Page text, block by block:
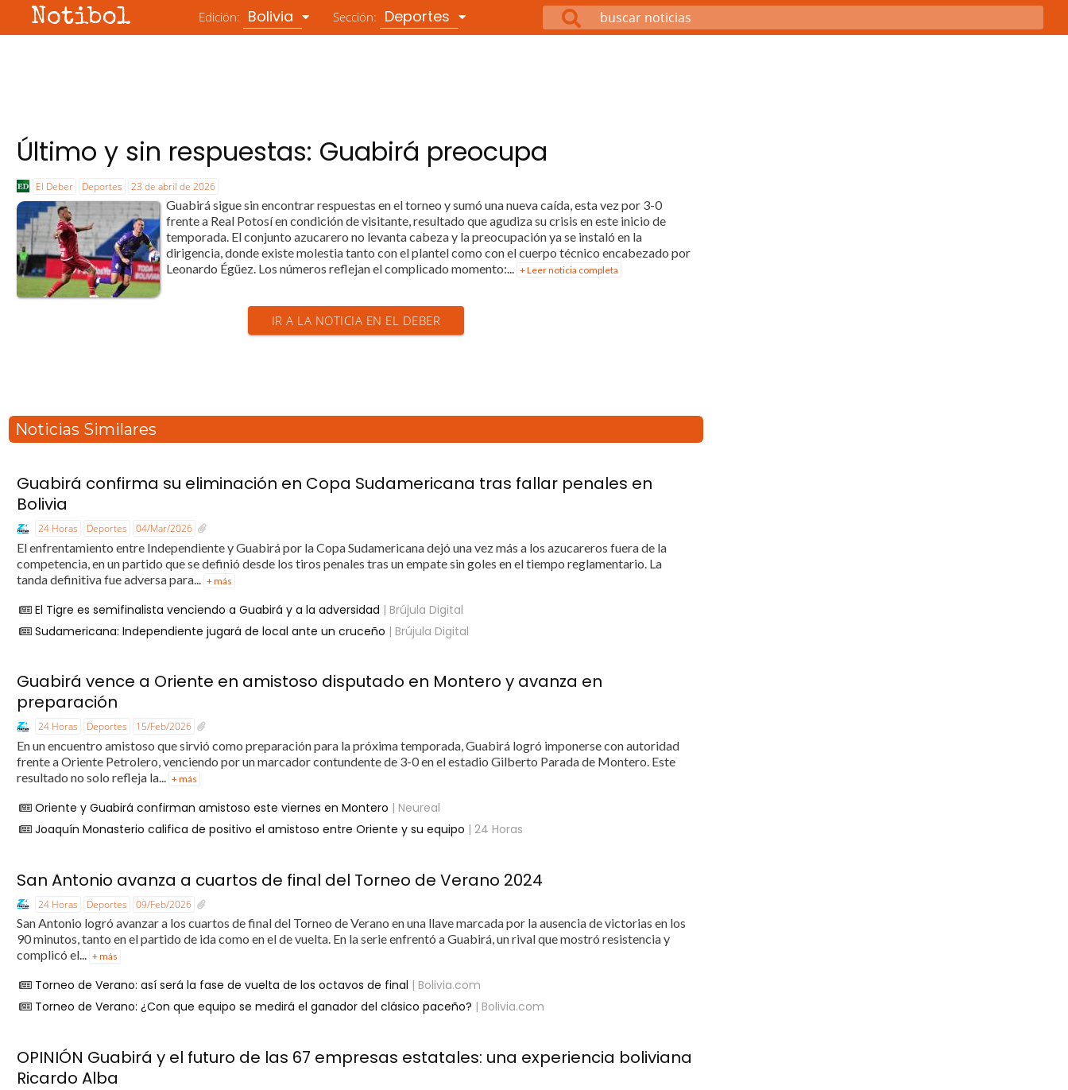
Notibol Edición: Bolivia Sección: Deportes
Último y sin respuestas: Guabirá preocupa
El Deber Deportes 23 de abril de 2026
Guabirá sigue sin encontrar respuestas en el torneo y sumó una nueva caída, esta vez por 3-0
frente a Real Potosí en condición de visitante, resultado que agudiza su crisis en este inicio de
temporada. El conjunto azucarero no levanta cabeza y la preocupación ya se instaló en la
dirigencia, donde existe molestia tanto con el plantel como con el cuerpo técnico encabezado por
Leonardo Égüez. Los números reflejan el complicado momento:... + Leer noticia completa
IR A LA NOTICIA EN EL DEBER
Noticias Similares
Guabirá confirma su eliminación en Copa Sudamericana tras fallar penales en
Bolivia
24 Horas Deportes 04/Mar/2026
El enfrentamiento entre Independiente y Guabirá por la Copa Sudamericana dejó una vez más a los azucareros fuera de la
competencia, en un partido que se definió desde los tiros penales tras un empate sin goles en el tiempo reglamentario. La
tanda definitiva fue adversa para...
+ más
El Tigre es semifinalista venciendo a Guabirá y a la adversidad | Brújula Digital
Sudamericana: Independiente jugará de local ante un cruceño | Brújula Digital
Guabirá vence a Oriente en amistoso disputado en Montero y avanza en
preparación
24 Horas Deportes 15/Feb/2026
En un encuentro amistoso que sirvió como preparación para la próxima temporada, Guabirá logró imponerse con autoridad
frente a Oriente Petrolero, venciendo por un marcador contundente de 3-0 en el estadio Gilberto Parada de Montero. Este
resultado no solo refleja la... + más
Oriente y Guabirá confirman amistoso este viernes en Montero | Neureal
Joaquín Monasterio califica de positivo el amistoso entre Oriente y su equipo | 24 Horas
San Antonio avanza a cuartos de final del Torneo de Verano 2024
24 Horas Deportes 09/Feb/2026
San Antonio logró avanzar a los cuartos de final del Torneo de Verano en una llave marcada por la ausencia de victorias en los
90 minutos, tanto en el partido de ida como en el de vuelta. En la serie enfrentó a Guabirá, un rival que mostró resistencia y
complicó el... + más
Torneo de Verano: así será la fase de vuelta de los octavos de final | Bolivia.com
Torneo de Verano: ¿Con que equipo se medirá el ganador del clásico paceño? | Bolivia.com
OPINIÓN Guabirá y el futuro de las 67 empresas estatales: una experiencia boliviana
Ricardo Alba